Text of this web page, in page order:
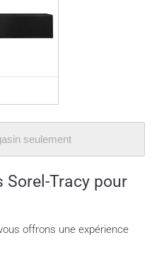
seulement
Sorel-Tracy pour
offrons une expérience